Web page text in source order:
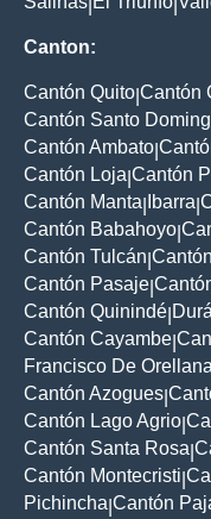
Canton:
Cantón Quito Cantón
Cantón Santo
Cantón Ambato
Cantón Loja Cantón
Cantón Manta
Ibarra
Cantón Babahoyo
Cantón Tulcán
Cantón Pasaje
Cantón Quinindé
Cantón Cayambe
Francisco De
Cantón Azogues
Cantón Lago Agrio
Cantón Santa Rosa
Cantón Montecristi
Pichincha Cantón